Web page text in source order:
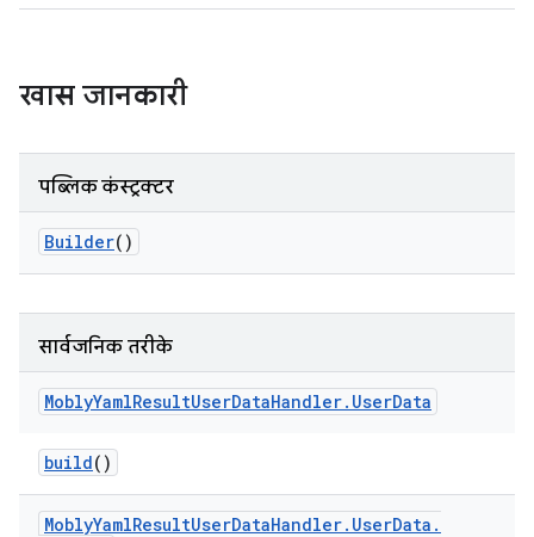
खास जानकारी
पब्लिक कंस्ट्रक्टर
Builder()
सार्वजनिक तरीके
MoblyYamlResultUserDataHandler. UserData
build()
MoblyYamlResultUserDataHandler. UserData .